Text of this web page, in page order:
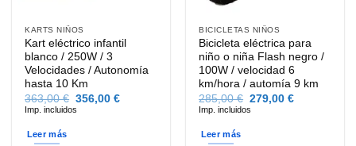
KARTS NIÑOS
Kart eléctrico infantil
blanco / 250W / 3
Velocidades / Autonomía
hasta 10 Km
363,00€ El
precio
356,00€El
Imp. incluidos
Leer más
BICICLETAS NIÑOS
Bicicleta eléctrica para
niño o niña Flash negro /
100W / velocidad 6
km/hora / automía 9 km
285,00€ El
precio
279,00€El
Imp. incluidos
Leer más